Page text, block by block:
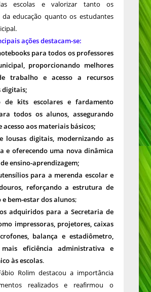
escolas e valorizar tanto os
da educação quanto os estudantes
ações destacam-se:
para todos os professores
proporcionando melhores
trabalho e acesso a recursos
digitais;
de kits escolares e fardamento
todos os alunos, assegurando
acesso aos materiais básicos;
lousas digitais, modernizando as
e oferecendo uma nova dinâmica
ensino-aprendizagem;
para a merenda escolar e
reforçando a estrutura de
bem-estar dos alunos;
adquiridos para a Secretaria de
impressoras, projetores, caixas
balança e estadiômetro,
eficiência administrativa e
às escolas.
Rolim destacou a importância
realizados e reafirmou o